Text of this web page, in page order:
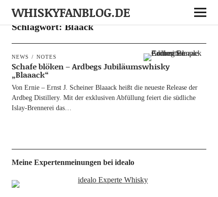
WHISKYFANBLOG.DE
Schlagwort:Blaack
NEWS NOTES
Schafe blöken – Ardbegs Jubiläumswhisky
„Blaaack“
Von Ernie – Ernst J. Schei­ner Blaaack heißt die neu­es­te Release der
Ard­beg Distil­lery. Mit der exklu­si­ven Abfül­lung fei­ert die süd­li­che
Islay-Bren­­ne­­rei das…
Meine Expertenmeinungen bei idealo